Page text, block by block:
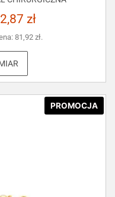
zł
81,92 zł.
PROMOCJA